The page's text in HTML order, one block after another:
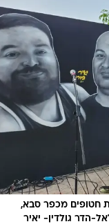
חטופים מכפר סבא,
הדר גולדין- יאיר